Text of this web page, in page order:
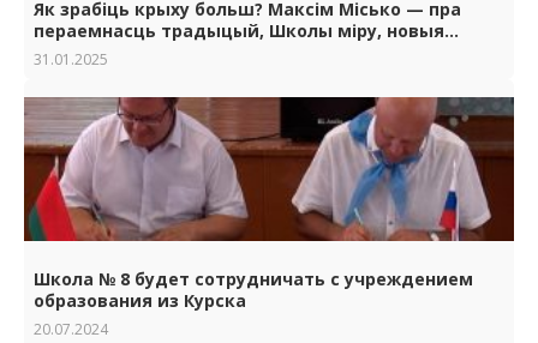
Як зрабіць крыху больш? Максім Місько — пра
пераемнасць традыцый, Школы міру, новыя
конкурсы і касмічную каманду
31.01.2025
Школа № 8 будет сотрудничать с учреждением
образования из Курска
20.07.2024